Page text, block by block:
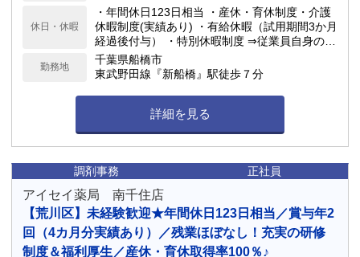
フト制のため繁忙期以外、殆ど残業はありませ
ん ※日祝勤務の場合は日祝出勤手当3,000円を
支給します
休日・休暇
・年間休日123日相当 ・産休・育休制度・介護
休暇制度(実績あり) ・有給休暇（試用期間3か月
経過後付与） ・特別休暇制度 ⇒従業員自身の結
婚時：5日間 ⇒配偶者の出産時：3日間 ⇒忌引き
休暇：最大7日間
勤務地
千葉県船橋市
東武野田線『新船橋』駅徒歩７分
詳細を見る
調剤事務 正社員
アイセイ薬局 南千住店
【荒川区】未経験歓迎★年間休日123日相当／賞与年2
回（4カ月分実績あり）／残業ほぼなし！充実の研修
制度＆福利厚生／産休・育休取得率100％♪